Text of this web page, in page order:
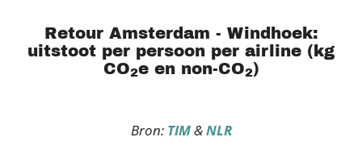
Retour Amsterdam - Windhoek:
uitstoot per persoon per airline (kg
CO2e en non-CO2)
Bron: TIM&NLR